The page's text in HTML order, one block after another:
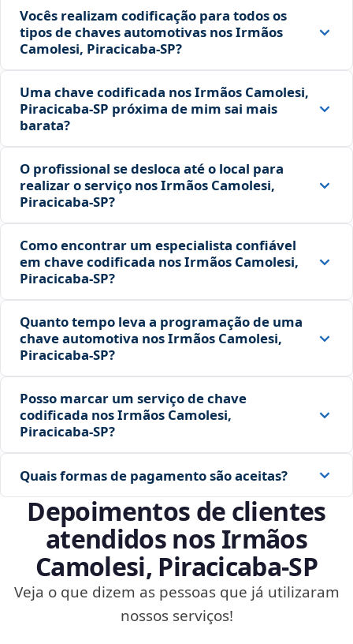
Vocês realizam codificação para todos os
tipos de chaves automotivas nos Irmãos
Camolesi, Piracicaba‑SP?
Uma chave codificada nos Irmãos Camolesi,
Piracicaba‑SP próxima de mim sai mais
barata?
O profissional se desloca até o local para
realizar o serviço nos Irmãos Camolesi,
Piracicaba‑SP?
Como encontrar um especialista confiável
em chave codificada nos Irmãos Camolesi,
Piracicaba‑SP?
Quanto tempo leva a programação de uma
chave automotiva nos Irmãos Camolesi,
Piracicaba‑SP?
Posso marcar um serviço de chave
codificada nos Irmãos Camolesi,
Piracicaba‑SP?
Quais formas de pagamento são aceitas?
Depoimentos de clientes
atendidos nos Irmãos
Camolesi, Piracicaba‑SP
Veja o que dizem as pessoas que já utilizaram
nossos serviços!